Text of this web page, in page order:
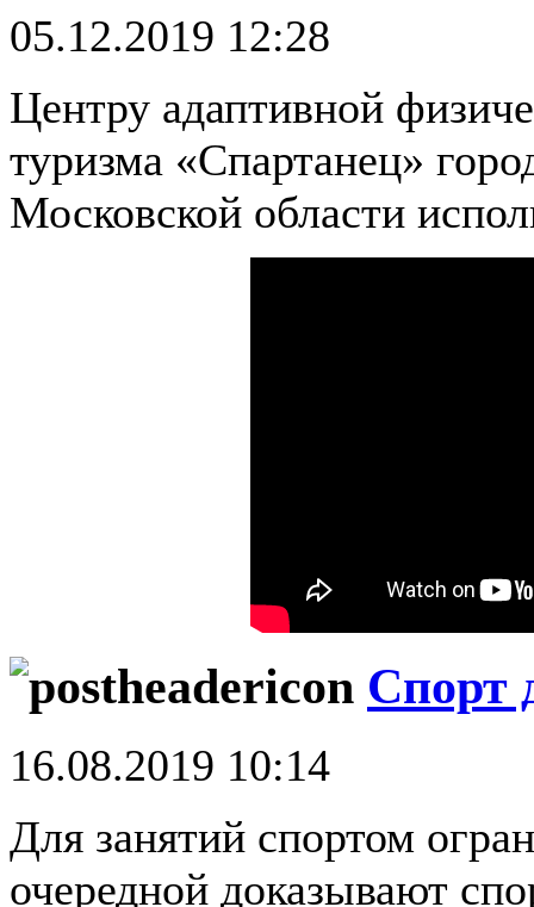
05.12.2019 12:28
Центру адаптивной
туризма «Спартанец»
Московской области
Спорт
16.08.2019 10:14
Для занятий спортом
очередной доказывают